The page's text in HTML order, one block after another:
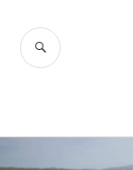
content
SEARCH